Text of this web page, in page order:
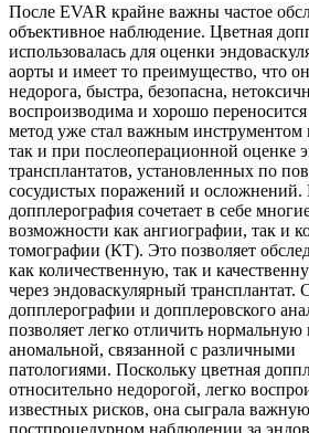
После EVAR крайне важны частое
объективное наблюдение. Цветная
использовалась для оценки
аорты и имеет то преимущество, что
недорога, быстра, безопасна,
воспроизводима и хорошо
метод уже стал важным инструментом
так и при послеоперационной оценке
трансплантатов, установленных по
сосудистых поражений и осложнений.
допплерография сочетает в себе
возможности как ангиографии, так и
томографии (КТ). Это позволяет
как количественную, так и
через эндоваскулярный трансплантат.
допплерографии и допплеровского
позволяет легко отличить нормальную
аномальной, связанной с различными
патологиями. Поскольку цветная
относительно недорогой, легко
известных рисков, она сыграла
постпроцедурном наблюдении за